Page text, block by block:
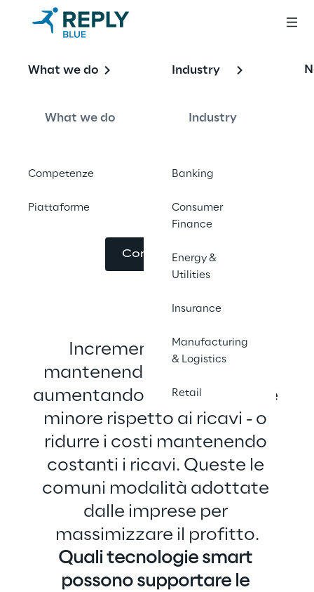
What we do
What we do
Competenze
Piattaforme
Industry
Industry
Banking
Consumer
Finance
Energy &
Utilities
Insurance
Manufacturing
& Logistics
Retail
L'Internet of Things
nel Manufacturing
manifatturiero
Contattaci
Incrementare i ricavi
mantenendo fissi i costi - o
aumentandoli in percentuale
minore rispetto ai ricavi - o
ridurre i costi mantenendo
costanti i ricavi. Queste le
comuni modalità adottate
dalle imprese per
massimizzare il profitto.
Quali tecnologie smart
possono supportare le